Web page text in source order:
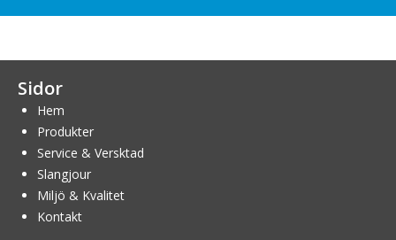
Sidor
Hem
Produkter
Service & Versktad
Slangjour
Miljö & Kvalitet
Kontakt